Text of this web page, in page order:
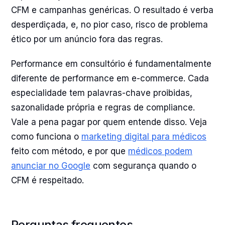
CFM e campanhas genéricas. O resultado é verba
desperdiçada, e, no pior caso, risco de problema
ético por um anúncio fora das regras.
Performance em consultório é fundamentalmente
diferente de performance em e-commerce. Cada
especialidade tem palavras-chave proibidas,
sazonalidade própria e regras de compliance.
Vale a pena pagar por quem entende disso. Veja
como funciona o marketing digital para médicos
feito com método, e por que médicos podem
anunciar no Google com segurança quando o
CFM é respeitado.